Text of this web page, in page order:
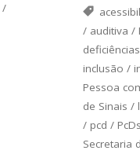
/
/ auditiva /
deficiências
inclusão /
Pessoa
de Sinais /
/ pcd / PcDs
Secretaria